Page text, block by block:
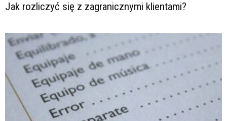
Jak rozliczyć się z zagranicznymi klientami?